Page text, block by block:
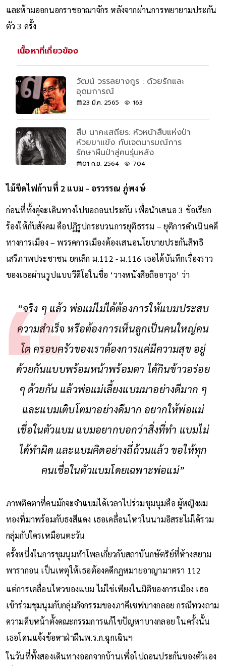
และห้ามออกนอกราชอาณาจักร หลังจากผ่านการพยายามประกัน
ตัว 3 ครั้ง
เนื้อหาที่เกี่ยวข้อง
วัฒน์ วรรลยางกูร : ด้วยรักและ
อุดมการณ์
23 มี.ค. 2565 163
สืบ นาคะเสถียร: หัวหน้าสืบแห่งป่า
ห้วยขาแข้ง กับเจตนารมณ์การ
รักษาผืนป่าสู่คนรุ่นหลัง
01 ก.ย. 2564 704
ไม้ขีดไฟก้านที่ 2 แบม - อรวรรณ ภู่พงษ์
ก่อนที่ทั้งคู่จะเดินทางไปขอถอนประกัน เพื่อนำเสนอ 3 ข้อเรียก
ร้องให้กับสังคม คือปฏิรูปกระบวนการยุติธรรม – ยุติการดำเนินคดี
ทางการเมือง – พรรคการเมืองต้องเสนอนโยบายประกันสิทธิ
เสรีภาพประชาชน ยกเลิก ม.112 - ม.116 เธอได้บันทึกเรื่องราว
ของเธอผ่านรูปแบบวีดีโอในชื่อ ‘วางหนังสือถืออาวุธ’ ว่า
“จริง ๆ แล้ว พ่อแม่ไม่ได้ต้องการให้แบมประสบ
ความสำเร็จ หรือต้องการเห็นลูกเป็นคนใหญ่คน
โต ครอบครัวของเราต้องการแค่มีความสุข อยู่
ด้วยกันแบบพร้อมหน้าพร้อมตา ได้กินข้าวอร่อย
ๆ ด้วยกัน แล้วพ่อแม่เลี้ยงแบมมาอย่างดีมาก ๆ
และแบมเติบโตมาอย่างดีมาก อยากให้พ่อแม่
เชื่อในตัวแบม แบมอยากบอกว่าสิ่งที่ทำ แบมไม่
ได้ทำผิด และแบมคิดอย่างถี่ถ้วนแล้ว ขอให้ทุก
คนเชื่อในตัวแบมโดยเฉพาะพ่อแม่”
ภาพติดตาที่คนมักจะจำแบมได้เวลาไปร่วมชุมนุมคือ ผู้หญิงผม
ทองที่มาพร้อมกับธงสีแดง เธอเคลื่อนไหวในนามอิสระไม่ได้รวม
กลุ่มกับใครเหมือนตะวัน
ครั้งหนึ่งในการชุมนุมทำโพลเกี่ยวกับสถาบันกษัตริย์ที่ห้างสยาม
พารากอน เป็นเหตุให้เธอต้องคดีกฎหมายอาญามาตรา 112
แต่การเคลื่อนไหวของแบม ไม่ใช่เพียงในมิติของการเมือง เธอ
เข้าร่วมชุมนุมกับกลุ่มกิจกรรมของภาคีเซฟบางกลอย กรณีทวงถาม
ความคืบหน้าตั้งคณะกรรมการแก้ไขปัญหาบางกลอย ในครั้งนั้น
เธอโดนแจ้งข้อหาฝ่าฝืนพ.ร.ก.ฉุกเฉินฯ
ในวันที่ทั้งสองเดินทางออกจากบ้านเพื่อไปถอนประกันของตัวเอง